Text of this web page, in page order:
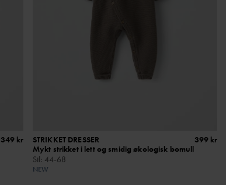
349 kr
STRIKKET DRESSER
Mykt strikket i lett og smidig økologisk bomull
Stl: 44-68
NEW
399 kr